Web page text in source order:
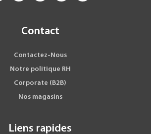
Contact
Contactez-Nous
Notre politique RH
Corporate (B2B)
Nos magasins
Liens rapides